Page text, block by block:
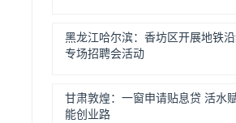
黑龙江哈尔滨：香坊区开展地铁
专场招聘会活动
甘肃敦煌：一窗申请贴息贷 活水
能创业路